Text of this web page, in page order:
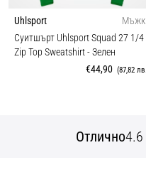
Uhlsport
Суитшърт Uhlsport Squad 27 1/4
Zip Top Sweatshirt- Зелен
€44,90 (87,82
Отлично4.6